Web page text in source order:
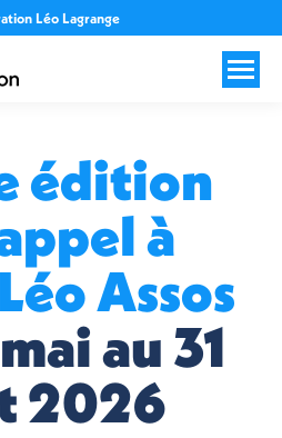
Léo Lagrange
édition
à
Assos
au 31
2026